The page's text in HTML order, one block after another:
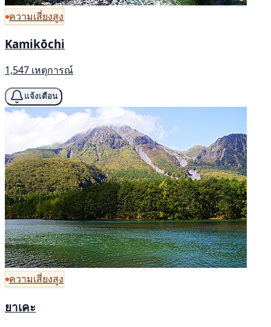
ความเสี่ยงสูง
Kamikōchi
1,547 เหตุการณ์
แจ้งเตือน
ความเสี่ยงสูง
ยาเคะ